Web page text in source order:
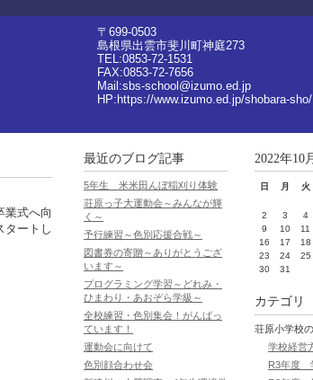
〒699-0503
島根県出雲市斐川町神庭273
TEL:0853-72-1531
FAX:0853-72-7656
Mail:sbs-school@izumo.ed.jp
HP: https://www.izumo.ed.jp/shobara-sho/
業式へ向
タートし
2022年10月
日 月 火
2
3 4
9
10 11
16
17 18
23
24 25
30
31
カテゴリ
荘原小学校
学校経営
R3年度
最近のブログ記事
5年生 米米田んぼ稲刈り体験
荘原っ子大運動会～みんなが輝
く～
予行練習～色別応援合戦～
図書券の寄贈～ありがとうござ
います～
プログラミング学習～どれみ・
ひまわり・あおぞら学級～
全校練習・色別集会！がんばっ
ています！
運動会に向けて
色別顔合わせ会